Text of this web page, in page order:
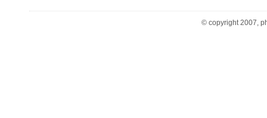
© copyright 2007,